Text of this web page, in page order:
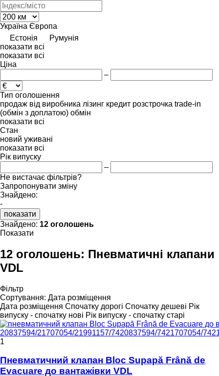
Україна Європа
Естонія
Румунія
показати всі
показати всі
Ціна
–
Тип оголошення
продаж від виробника лізинг кредит розстрочка trade-in
(обмін з доплатою) обмін
показати всі
Стан
новий уживані
показати всі
Рік випуску
–
Не вистачає фільтрів?
Запропонувати зміну
Знайдено:
-
показати
Знайдено: 12 оголошень
Показати
12 оголошень: Пневматичні клапани
VDL
Фільтр
Сортування: Дата розміщення
Дата розміщення Спочатку дорогі Спочатку дешеві Рік
випуску - спочатку нові Рік випуску - спочатку старі
1
Пневматичний клапан Bloc Supapă Frână de
Evacuare до вантажівки VDL